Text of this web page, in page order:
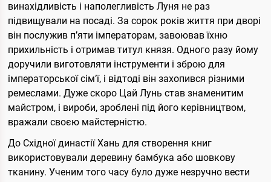
винахідливість і наполегливість Луня не раз
підвищували на посаді. За сорок років життя при дворі
він послужив п’яти імператорам, завоював їхню
прихильність і отримав титул князя. Одного разу йому
доручили виготовляти інструменти і зброю для
імператорської сім’ї, і відтоді він захопився різними
ремеслами. Дуже скоро Цай Лунь став знаменитим
майстром, і вироби, зроблені під його керівництвом,
вражали своєю майстерністю.
До Східної династії Хань для створення книг
використовували деревину бамбука або шовкову
тканину. Ученим того часу було дуже незручно вести